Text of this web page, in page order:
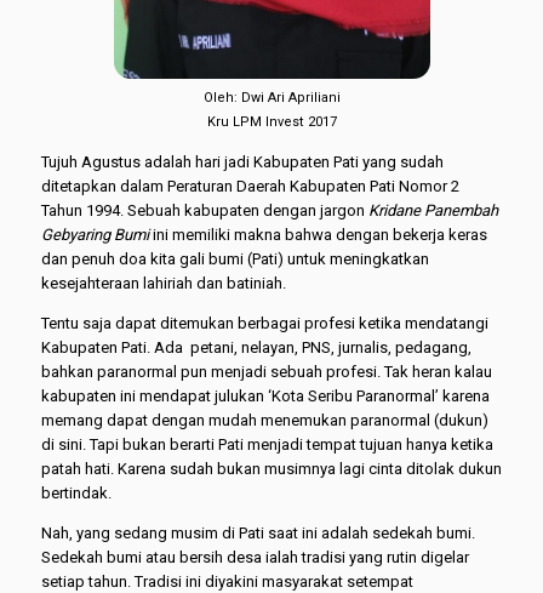
Oleh: Dwi Ari Apriliani
Kru LPM Invest 2017
Tujuh Agustus adalah hari jadi Kabupaten Pati yang sudah
ditetapkan dalam Peraturan Daerah Kabupaten Pati Nomor 2
Tahun 1994. Sebuah kabupaten dengan jargon Kridane Panembah
Gebyaring Bumiini memiliki makna bahwa dengan bekerja keras
dan penuh doa kita gali bumi (Pati) untuk meningkatkan
kesejahteraan lahiriah dan batiniah.
Tentu saja dapat ditemukan berbagai profesi ketika mendatangi
Kabupaten Pati. Ada petani, nelayan, PNS, jurnalis, pedagang,
bahkan paranormal pun menjadi sebuah profesi. Tak heran kalau
kabupaten ini mendapat julukan ‘Kota Seribu Paranormal’ karena
memang dapat dengan mudah menemukan paranormal (dukun)
di sini. Tapi bukan berarti Pati menjadi tempat tujuan hanya ketika
patah hati. Karena sudah bukan musimnya lagi cinta ditolak dukun
bertindak.
Nah, yang sedang musim di Pati saat ini adalah sedekah bumi.
Sedekah bumi atau bersih desa ialah tradisi yang rutin digelar
setiap tahun. Tradisi ini diyakini masyarakat setempat